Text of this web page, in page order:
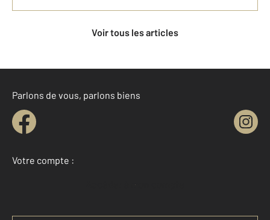
Voir tous les articles
Parlons de vous, parlons biens
Votre compte :
Accéder à mon compte